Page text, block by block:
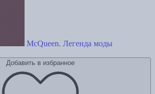
McQueen. Легенда моды
Добавить в избранное